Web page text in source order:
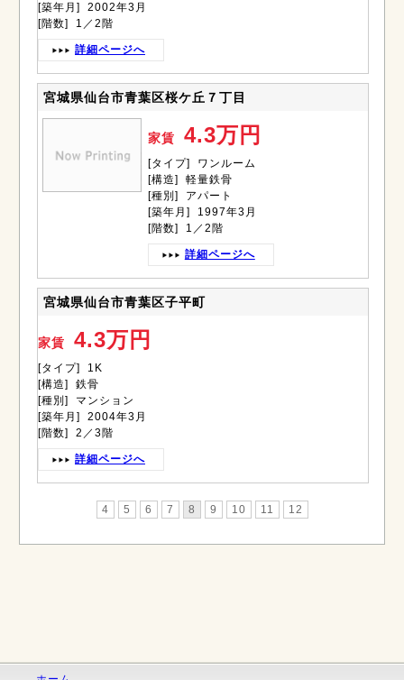
[築年月] 2002年3月
[階数] 1／2階
詳細ページへ
宮城県仙台市青葉区桜ケ丘７丁目
家賃 4.3万円
[タイプ] ワンルーム
[構造] 軽量鉄骨
[種別] アパート
[築年月] 1997年3月
[階数] 1／2階
詳細ページへ
宮城県仙台市青葉区子平町
家賃 4.3万円
[タイプ] 1K
[構造] 鉄骨
[種別] マンション
[築年月] 2004年3月
[階数] 2／3階
詳細ページへ
4 5 6 7 8 9 10 11 12